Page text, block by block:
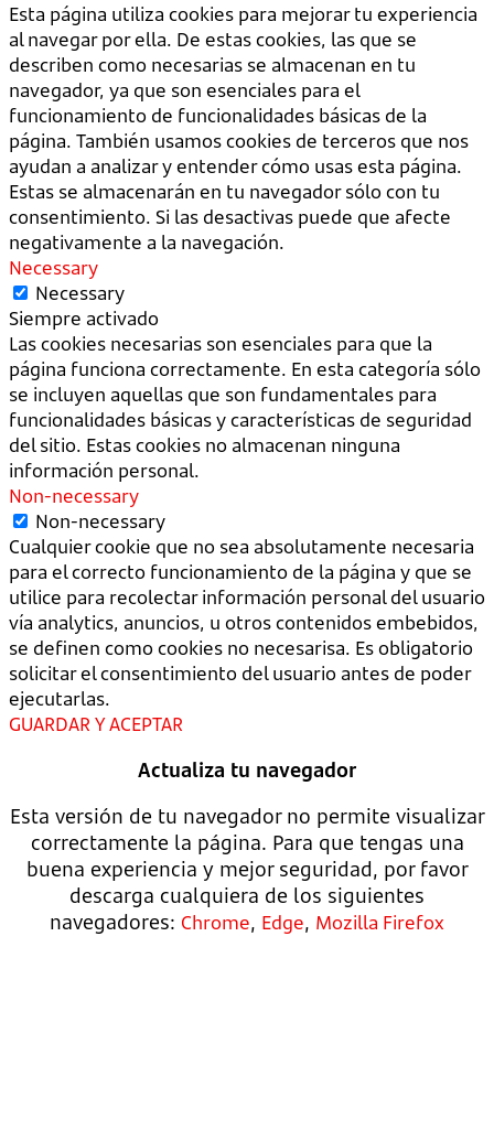
Esta página utiliza cookies para mejorar tu experiencia
al navegar por ella. De estas cookies, las que se
describen como necesarias se almacenan en tu
navegador, ya que son esenciales para el
funcionamiento de funcionalidades básicas de la
página. También usamos cookies de terceros que nos
ayudan a analizar y entender cómo usas esta página.
Estas se almacenarán en tu navegador sólo con tu
consentimiento. Si las desactivas puede que afecte
negativamente a la navegación.
Necessary
Necessary
Siempre activado
Las cookies necesarias son esenciales para que la
página funciona correctamente. En esta categoría sólo
se incluyen aquellas que son fundamentales para
funcionalidades básicas y características de seguridad
del sitio. Estas cookies no almacenan ninguna
información personal.
Non-necessary
Non-necessary
Cualquier cookie que no sea absolutamente necesaria
para el correcto funcionamiento de la página y que se
utilice para recolectar información personal del usuario
vía analytics, anuncios, u otros contenidos embebidos,
se definen como cookies no necesarisa. Es obligatorio
solicitar el consentimiento del usuario antes de poder
ejecutarlas.
GUARDAR Y ACEPTAR
Actualiza tu navegador
Esta versión de tu navegador no permite visualizar
correctamente la página. Para que tengas una
buena experiencia y mejor seguridad, por favor
descarga cualquiera de los siguientes
navegadores: Chrome, Edge, Mozilla Firefox